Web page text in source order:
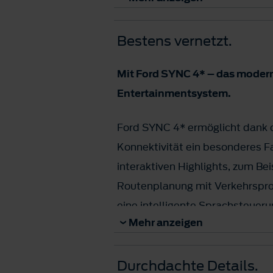
– max. zulässiges
Sprechen Sie uns an und wir
für Ihr Unternehmen.
Bestens vernetzt.
Mit Ford SYNC 4* – das
Entertainmentsystem.
Ford SYNC 4* ermöglicht
Konnektivität ein besonderes
interaktiven Highlights, zum
Routenplanung mit
eine intelligente
Regelmäßige Ford Power-Up
ergänzt werden können.
Mehr anzeigen
Durchdachte Details.